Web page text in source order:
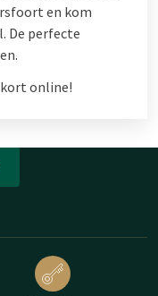
en kom
De perfecte
online!